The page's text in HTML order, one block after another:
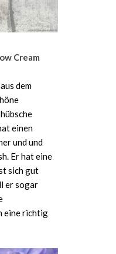
Cream
dem
einen
und und
Er hat eine
sich gut
er sogar
eine richtig